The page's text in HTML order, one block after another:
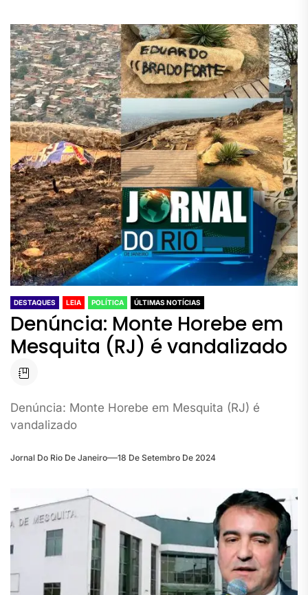
DESTAQUES LEIA POLÍTICA ÚLTIMAS NOTÍCIAS
Denúncia: Monte Horebe em
Mesquita (RJ) é vandalizado
Denúncia: Monte Horebe em Mesquita (RJ) é
vandalizado
Jornal Do Rio De Janeiro 18 De Setembro De 2024